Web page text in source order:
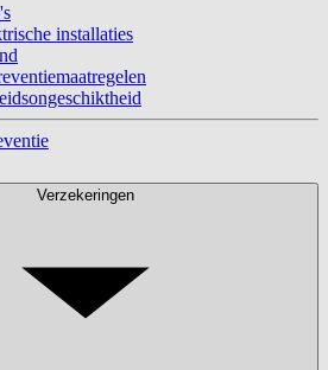
installaties
Verzekeringen